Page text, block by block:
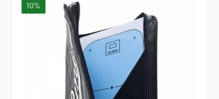
10%